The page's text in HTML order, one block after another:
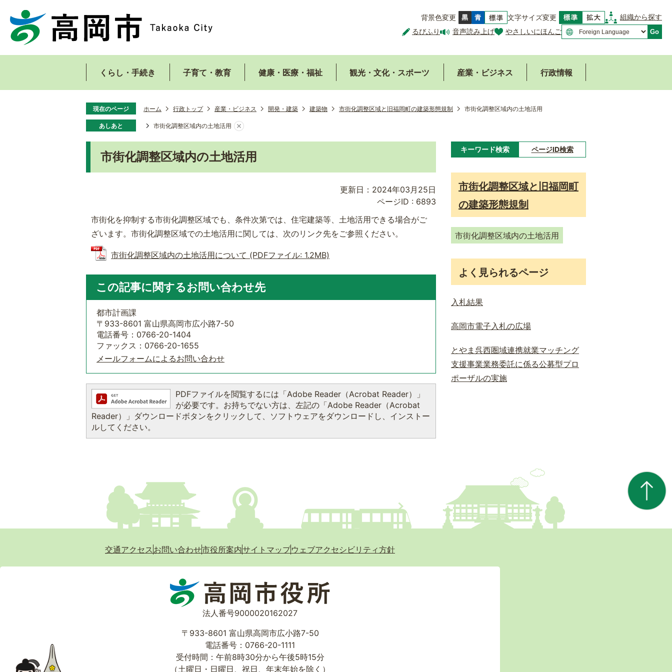
背景色変更 文字サイズ変更
組織から探す
るびふり
音声読み上げ やさしいにほんご Go
くらし・手続き 子育て・教育 健康・医療・福祉 観光・文化・スポーツ 産業・ビジネス 行政情報
現在のページ ホーム 行政トップ 産業・ビジネス 開発・建築 建築物 市街化調整区域と旧福岡町の建築形態規制 市街化調整区域内の土地活用
あしあと 市街化調整区域内の土地活用
市街化調整区域内の土地活用
更新日：2024年03月25日
ページID : 6893
市街化を抑制する市街化調整区域でも、条件次第では、住宅建築等、土地活用できる場合がご
ざいます。市街化調整区域での土地活用に関しては、次のリンク先をご参照ください。
市街化調整区域内の土地活用について (PDFファイル: 1.2MB)
この記事に関するお問い合わせ先
都市計画課
〒933-8601 富山県高岡市広小路7-50
電話番号：0766-20-1404
ファックス：0766-20-1655
メールフォームによるお問い合わせ
PDFファイルを閲覧するには「Adobe Reader（Acrobat Reader）」
が必要です。お持ちでない方は、左記の「Adobe Reader（Acrobat
Reader）」ダウンロードボタンをクリックして、ソフトウェアをダウンロードし、インストー
ルしてください。
キーワード検索 ページID検索
ー
ー
ド
検
市街化調整区域と旧福岡町
の建築形態規制
市街化調整区域内の土地活用
よく見られるページ
入札結果
高岡市電子入札の広場
とやま呉西圏域連携就業マッチング
支援事業業務委託に係る公募型プロ
ポーザルの実施
交通アクセス お問い合わせ市役所案内サイトマップウェブアクセシビリティ方針
法人番号9000020162027
〒933-8601 富山県高岡市広小路7-50
電話番号：0766-20-1111
受付時間：午前8時30分から午後5時15分
（土曜日・日曜日、祝日、年末年始を除く）